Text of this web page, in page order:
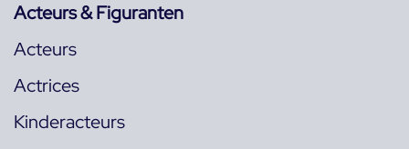
Acteurs & Figuranten
Acteurs
Actrices
Kinderacteurs